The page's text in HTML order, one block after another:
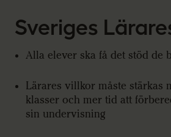
Sveriges
Alla elever ska få det stöd de
Lärares villkor måste stärkas
klasser och mer tid att
sin undervisning